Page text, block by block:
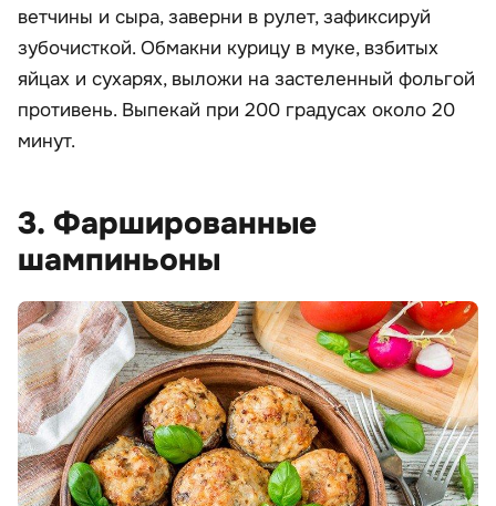
ветчины и сыра, заверни в рулет, зафиксируй
зубочисткой. Обмакни курицу в муке, взбитых
яйцах и сухарях, выложи на застеленный фольгой
противень. Выпекай при 200 градусах около 20
минут.
3. Фаршированные
шампиньоны